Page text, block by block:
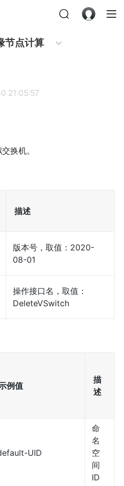
节点计算
21:05:57
换机。
描述
版本号，取值：2020-
08-01
操作接口名，取值：
DeleteVSwitch
例值
描
述
UID
命
名
空
间
ID